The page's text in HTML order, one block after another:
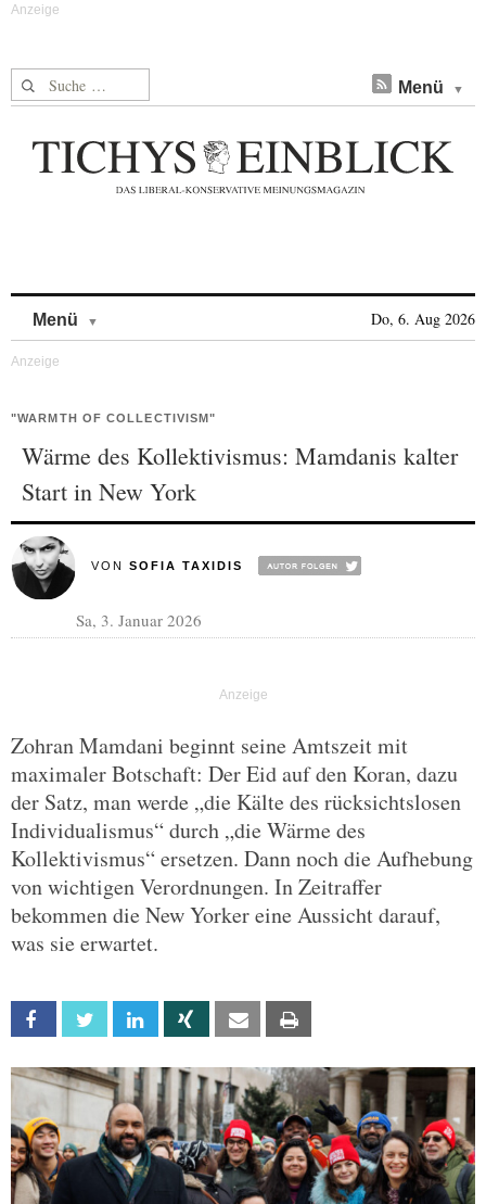
Suche nach: Menü
Menü Do, 6. Aug 2026
"WARMTH OF COLLECTIVISM"
Wärme des Kollektivismus: Mamdanis kalter
Start in New York
VON SOFIA TAXIDIS
Sa, 3. Januar 2026
Zohran Mamdani beginnt seine Amtszeit mit
maximaler Botschaft: Der Eid auf den Koran, dazu
der Satz, man werde „die Kälte des rücksichtslosen
Individualismus“ durch „die Wärme des
Kollektivismus“ ersetzen. Dann noch die Aufhebung
von wichtigen Verordnungen. In Zeitraffer
bekommen die New Yorker eine Aussicht darauf,
was sie erwartet.
Facebook Twitter Linkedin Xing Email